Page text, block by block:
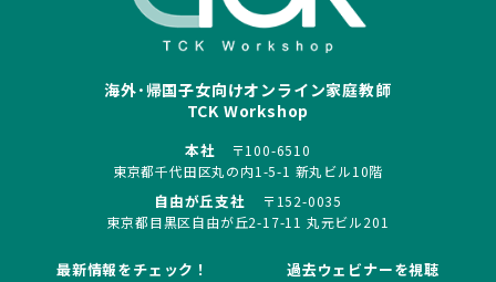
海外･帰国子女向けオンライン家庭教師
TCK Workshop
本社
〒100-6510
東京都千代田区丸の内1-5-1 新丸ビル10階
自由が丘支社
〒152-0035
東京都目黒区自由が丘2-17-11 丸元ビル201
最新情報をチェック！ 過去ウェビナーを視聴